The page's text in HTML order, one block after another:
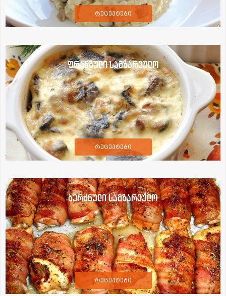
რეცეპტები
ფრანგული სამზარეულო
რეცეპტები
ბერძნული სამზარეულო
რეცეპტები